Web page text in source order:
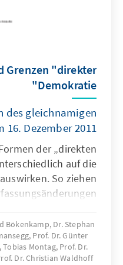
Grenzen "direkter
Demokratie"
des gleichnamigen
16. Dezember 2011
der „direkten
auf die
So ziehen
sind bei
Einbindung in
Bökenkamp, Dr. Stephan
Prof. Dr. Günter
Montag, Prof. Dr.
Dr. Christian Waldhoff